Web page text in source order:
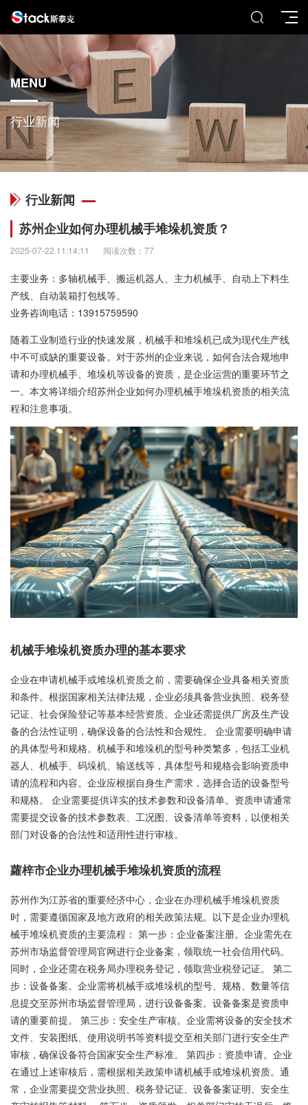
MENU
行业新闻
行业新闻
苏州企业如何办理机械手堆垛机资质？
2025-07-22 11:14:11 阅读次数：77
主要业务：多轴机械手、搬运机器人、主力机械手、自动上下料生
产线、自动装箱打包线等。
业务咨询电话： 13915759590
随着工业制造行业的快速发展，机械手和堆垛机已成为现代生产线
中不可或缺的重要设备。对于苏州的企业来说，如何合法合规地申
请和办理机械手、堆垛机等设备的资质，是企业运营的重要环节之
一。本文将详细介绍苏州企业如何办理机械手堆垛机资质的相关流
程和注意事项。
机械手堆垛机资质办理的基本要求
企业在申请机械手或堆垛机资质之前，需要确保企业具备相关资质
和条件。根据国家相关法律法规，企业必须具备营业执照、税务登
记证、社会保险登记等基本经营资质。企业还需提供厂房及生产设
备的合法性证明，确保设备的合法性和合规性。 企业需要明确申请
的具体型号和规格。机械手和堆垛机的型号种类繁多，包括工业机
器人、机械手、码垛机、输送线等，具体型号和规格会影响资质申
请的流程和内容。企业应根据自身生产需求，选择合适的设备型号
和规格。 企业需要提供详实的技术参数和设备清单。资质申请通常
需要提交设备的技术参数表、工况图、设备清单等资料，以便相关
部门对设备的合法性和适用性进行审核。
蘿梓市企业办理机械手堆垛机资质的流程
苏州作为江苏省的重要经济中心，企业在办理机械手堆垛机资质
时，需要遵循国家及地方政府的相关政策法规。以下是企业办理机
械手堆垛机资质的主要流程： 第一步：企业备案注册。企业需先在
苏州市场监督管理局官网进行企业备案，领取统一社会信用代码。
同时，企业还需在税务局办理税务登记，领取营业税登记证。 第二
步：设备备案。企业需将机械手或堆垛机的型号、规格、数量等信
息提交至苏州市场监督管理局，进行设备备案。设备备案是资质申
请的重要前提。 第三步：安全生产审核。企业需将设备的安全技术
文件、安装图纸、使用说明书等资料提交至相关部门进行安全生产
审核，确保设备符合国家安全生产标准。 第四步：资质申请。企业
在通过上述审核后，需根据相关政策申请机械手或堆垛机资质。通
常，企业需要提交营业执照、税务登记证、设备备案证明、安全生